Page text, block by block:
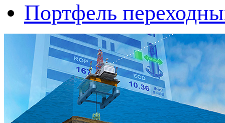
Портфель